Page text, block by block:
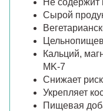
Сырой
Кальций,
MK-7
Снижает
Укрепляет
Пищевая